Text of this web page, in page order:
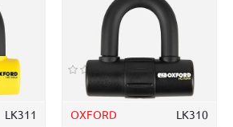
LK311 OXFORD LK310